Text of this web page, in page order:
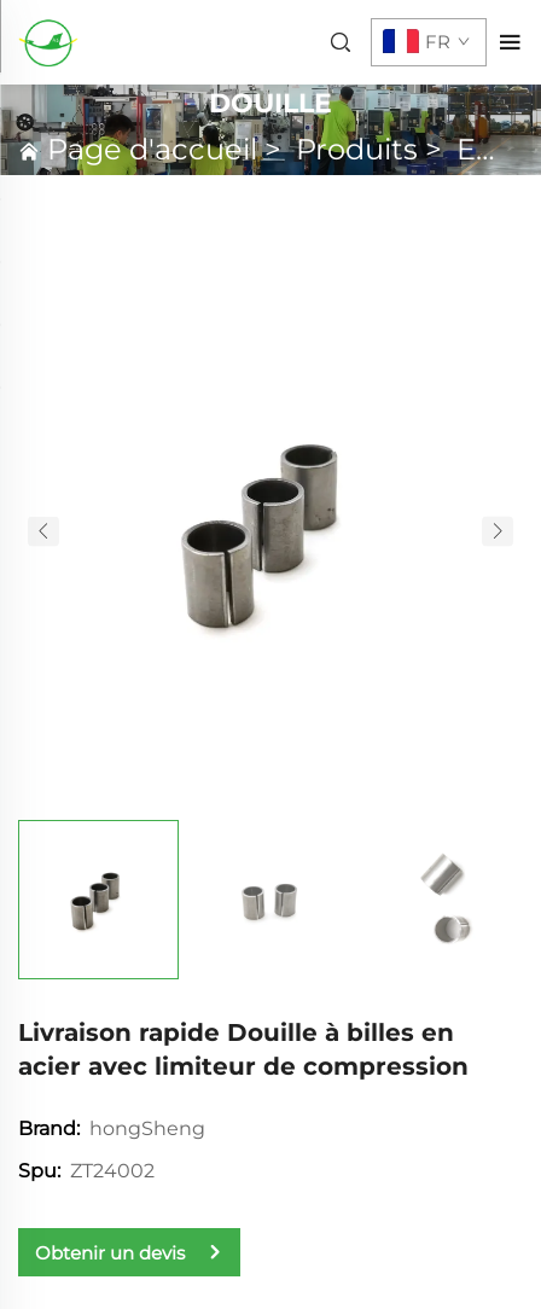
FR
DOUILLE
Page d'accueil>Produits>Emboutissage métallique
Livraison rapide Douille à billes en
acier avec limiteur de compression
Brand: hongSheng
Spu: ZT24002
Obtenir un devis